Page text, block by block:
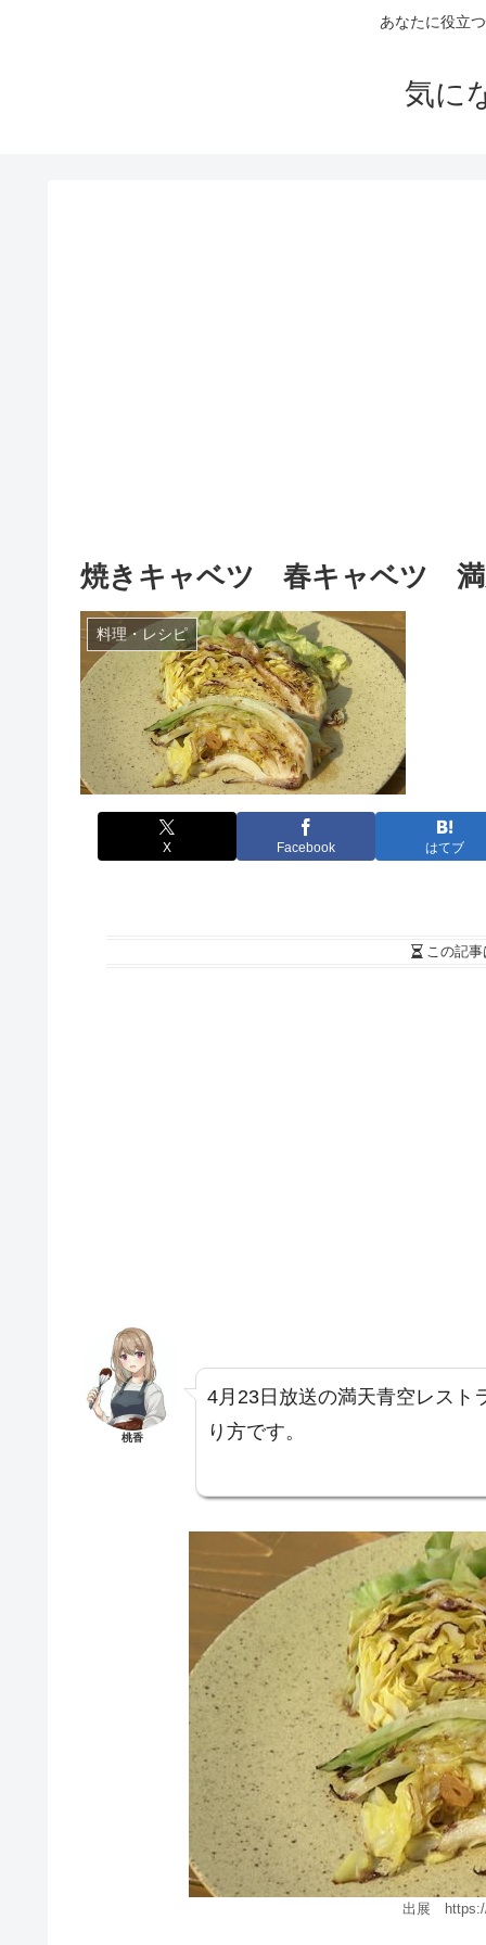
あなたに役立
気に
焼きキャベツ 春キャベツ 満
料理・レシピ
X Facebook はてブ
この記事
桃香
4月23日放送の満天青空レスト
り方です。
出展 https://